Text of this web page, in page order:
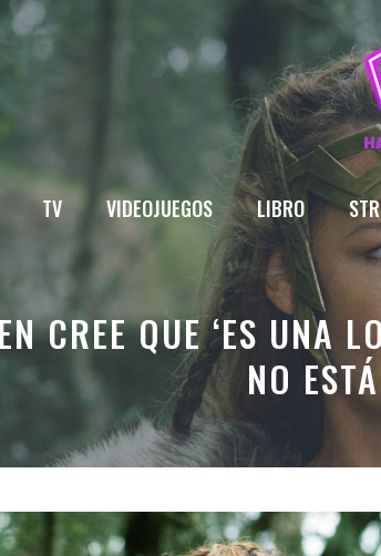
TV VIDEOJUEGOS LIBRO
CREE QUE ‘ES UNA
NO